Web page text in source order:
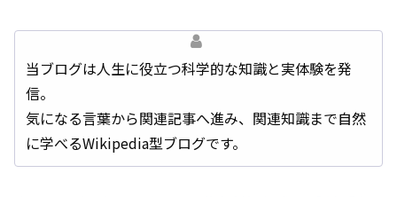
当ブログは人生に役立つ科学的な知識と実体験を発
信。
気になる言葉から関連記事へ進み、関連知識まで自然
に学べるWikipedia型ブログです。